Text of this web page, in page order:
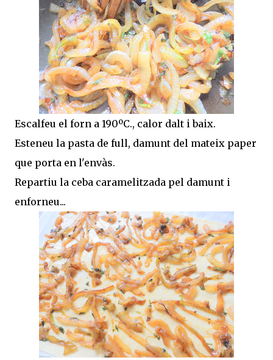
Escalfeu el forn a 190ºC., calor dalt i baix.
Esteneu la pasta de full, damunt del mateix paper
que porta en l'envàs.
Repartiu la ceba caramelitzada pel damunt i
enforneu...